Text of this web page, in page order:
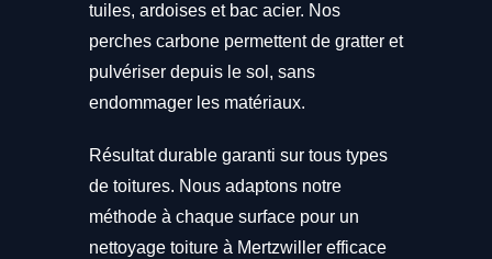
tuiles, ardoises et bac acier. Nos
perches carbone permettent de gratter et
pulvériser depuis le sol, sans
endommager les matériaux.
Résultat durable garanti sur tous types
de toitures. Nous adaptons notre
méthode à chaque surface pour un
nettoyage toiture à Mertzwiller efficace